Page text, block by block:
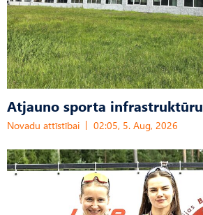
Atjauno sporta infrastruktūru
Novadu attīstībai 02:05, 5. Aug, 2026